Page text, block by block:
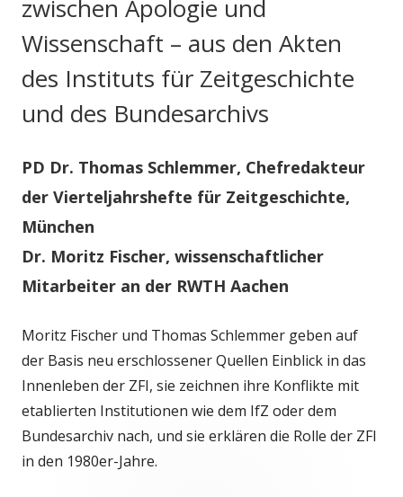
zwischen Apologie und
Wissenschaft – aus den Akten
des Instituts für Zeitgeschichte
und des Bundesarchivs
PD Dr. Thomas Schlemmer, Chefredakteur
der Vierteljahrshefte für Zeitgeschichte,
München
Dr. Moritz Fischer, wissenschaftlicher
Mitarbeiter an der RWTH Aachen
Moritz Fischer und Thomas Schlemmer geben auf
der Basis neu erschlossener Quellen Einblick in das
Innenleben der ZFI, sie zeichnen ihre Konflikte mit
etablierten Institutionen wie dem IfZ oder dem
Bundesarchiv nach, und sie erklären die Rolle der ZFI
in den 1980er-Jahre.